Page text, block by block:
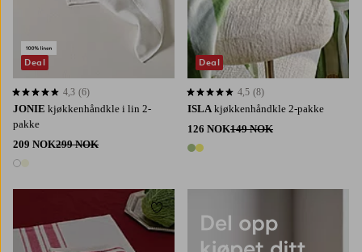
JONIE kjøkkenhåndkle i lin 2-
pakke
209 NOK299 NOK
2 farger
4,3 basert på 6 karaktergivninger
4,3 (6)
Deal
ISLA kjøkkenhåndkle 2-pakke
126 NOK149 NOK
2 farger
4,5 basert på 8 karaktergivninger
4,5 (8)
Deal
Legg til favoritter